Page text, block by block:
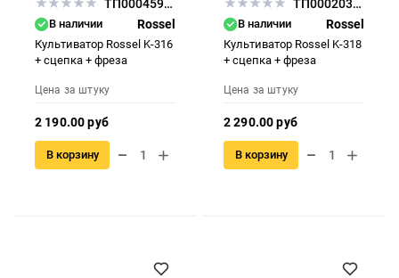
ТП000459760
В наличии Rossel
Культиватор Rossel K-316
+ сцепка + фреза
Цена за штуку
2 190.00 руб
В корзину
ТП000203666
В наличии Rossel
Культиватор Rossel K-318
+ сцепка + фреза
Цена за штуку
2 290.00 руб
В корзину